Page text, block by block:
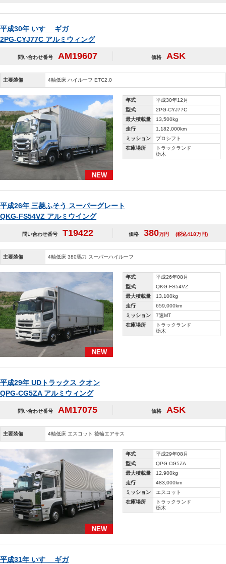
平成30年 いすゞ ギガ
2PG-CYJ77C アルミウィング
問い合わせ番号 AM19607 価格 ASK
主要装備 4軸低床 ハイルーフ ETC2.0
NEW
年式
平成30年12月
型式
2PG-CYJ77C
最大積載量
13,500kg
走行
1,182,000km
ミッション
プロシフト
在庫場所
トラックランド
栃木
平成26年 三菱ふそう スーパーグレート
QKG-FS54VZ アルミウイング
問い合わせ番号 T19422 価格 380万円 (税込418万円)
主要装備 4軸低床 380馬力 スーパーハイルーフ
NEW
年式
平成26年08月
型式
QKG-FS54VZ
最大積載量
13,100kg
走行
659,000km
ミッション
7速MT
在庫場所
トラックランド
栃木
平成29年 UDトラックス クオン
QPG-CG5ZA アルミウィング
問い合わせ番号 AM17075 価格 ASK
主要装備 4軸低床 エスコット 後輪エアサス
NEW
年式
平成29年08月
型式
QPG-CG5ZA
最大積載量
12,900kg
走行
483,000km
ミッション
エスコット
在庫場所
トラックランド
栃木
平成31年 いすゞ ギガ